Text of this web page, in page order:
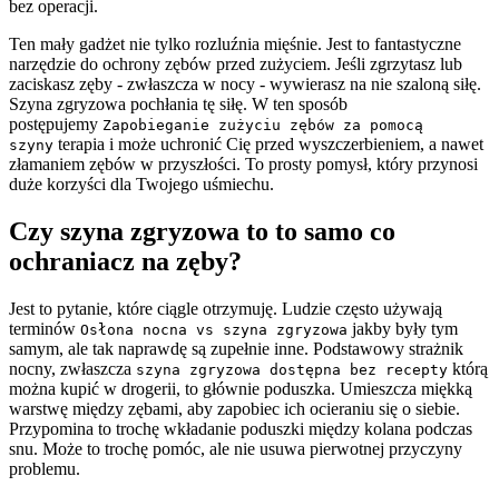
bez operacji.
Ten mały gadżet nie tylko rozluźnia mięśnie. Jest to fantastyczne
narzędzie do ochrony zębów przed zużyciem. Jeśli zgrzytasz lub
zaciskasz zęby - zwłaszcza w nocy - wywierasz na nie szaloną siłę.
Szyna zgryzowa pochłania tę siłę. W ten sposób
postępujemy Zapobieganie zużyciu zębów za pomocą
szyny terapia i może uchronić Cię przed wyszczerbieniem, a nawet
złamaniem zębów w przyszłości. To prosty pomysł, który przynosi
duże korzyści dla Twojego uśmiechu.
Czy szyna zgryzowa to to samo co
ochraniacz na zęby?
Jest to pytanie, które ciągle otrzymuję. Ludzie często używają
terminów Osłona nocna vs szyna zgryzowa jakby były tym
samym, ale tak naprawdę są zupełnie inne. Podstawowy strażnik
nocny, zwłaszcza szyna zgryzowa dostępna bez recepty którą
można kupić w drogerii, to głównie poduszka. Umieszcza miękką
warstwę między zębami, aby zapobiec ich ocieraniu się o siebie.
Przypomina to trochę wkładanie poduszki między kolana podczas
snu. Może to trochę pomóc, ale nie usuwa pierwotnej przyczyny
problemu.